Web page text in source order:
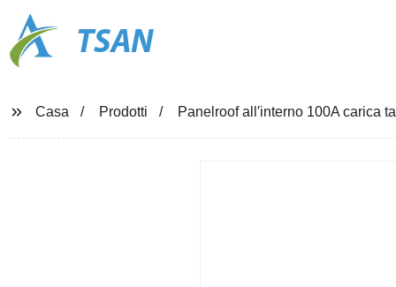
TSAN
Casa Prodotti Panelroof all′interno 100A carica